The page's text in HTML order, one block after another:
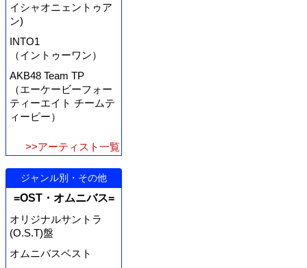
イシャオニェントゥア
ン)
INTO1
（イントゥーワン）
AKB48 Team TP
（エーケービーフォー
ティーエイト チームテ
ィーピー）
>>アーティスト一覧
ジャンル別・その他
=OST・オムニバス=
オリジナルサントラ
(O.S.T)盤
オムニバスベスト